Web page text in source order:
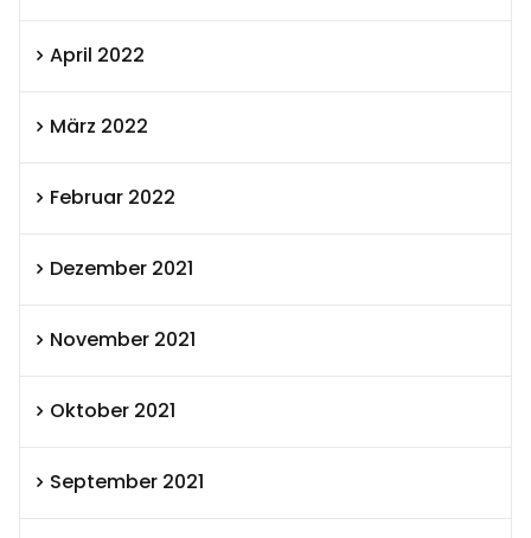
April 2022
März 2022
Februar 2022
Dezember 2021
November 2021
Oktober 2021
September 2021